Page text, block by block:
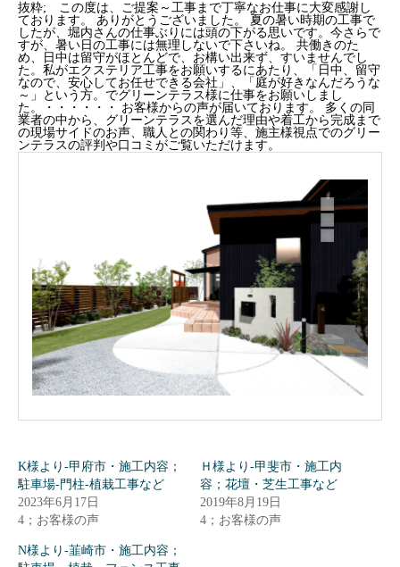
抜粋; この度は、ご提案～工事まで丁寧なお仕事に大変感謝し
ております。 ありがとうございました。
夏の暑い時期の工事で
したが、堀内さんの仕事ぶりには頭の下がる思いです。今さらで
すが、暑い日の工事には無理しないで下さいね。
共働きのた
め、日中は留守がほとんどで、お構い出来ず、すいませんでし
た。私がエクステリア工事をお願いするにあたり、「日中、留守
なので、安心してお任せできる会社 」、「庭が好きなんだろうな
～」という方。でグリーンテラス様に仕事をお願いしまし
た。・・・・・・
お客様からの声が届いております。 多くの同
業者の中から、グリーンテラスを選んだ理由や着工から完成まで
の現場サイドのお声、職人との関わり等、施主様視点でのグリー
ンテラスの評判や口コミがご覧いただけます。
K様より-甲府市・施工内容；
駐車場-門柱-植栽工事など
2023年6月17日
4；お客様の声
Ｈ様より-甲斐市・施工内
容；花壇・芝生工事など
2019年8月19日
4；お客様の声
N様より-韮崎市・施工内容；